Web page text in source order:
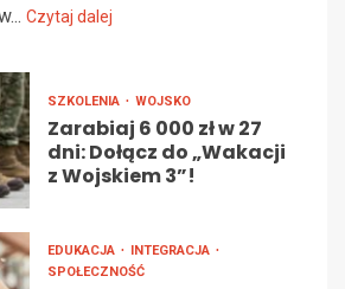
Czytaj dalej
SZKOLENIA WOJSKO
Zarabiaj 6 000 zł w 27
dni: Dołącz do „Wakacji
z Wojskiem 3”!
EDUKACJA
INTEGRACJA
SPOŁECZNOŚĆ